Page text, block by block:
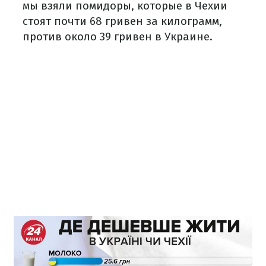
мы взяли помидоры, которые в Чехии
стоят почти 68 гривен за килограмм,
против около 39 гривен в Украине.